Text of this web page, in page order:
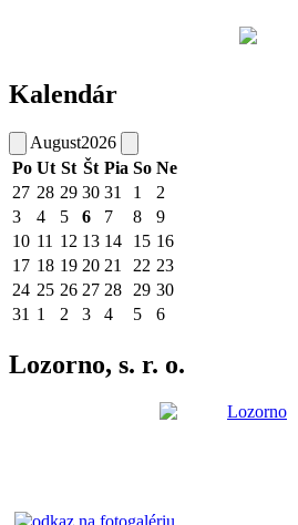
Kalendár
August2026
Po Ut St Št Pia So Ne
27 28 29 30 31 1
2
3
4 5 6 7 8
9
10 11 12 13 14 15 16
17 18 19 20 21 22 23
24 25 26 27 28 29 30
31 1 2 3 4 5 6
Lozorno, s. r. o.